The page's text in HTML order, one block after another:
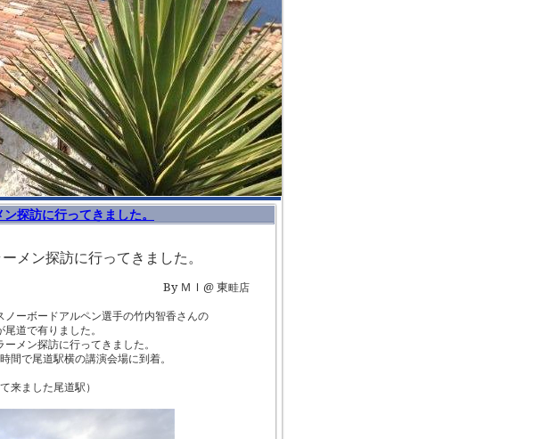
探訪に行ってきました。
メン探訪に行ってきました。
By ＭＩ@ 東畦店
ーボードアルペン選手の竹内智香さんの
尾道で有りました。
メン探訪に行ってきました。
間で尾道駅横の講演会場に到着。
て来ました尾道駅）